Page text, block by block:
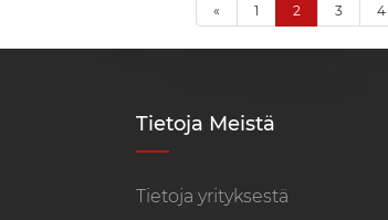
« 1 2 3 4
Tietoja Meistä
Tietoja yrityksestä